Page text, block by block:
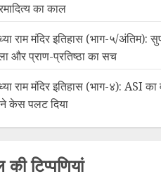
का काल
राम मंदिर इतिहास (भाग-५/अंतिम):
और प्राण-प्रतिष्ठा का सच
राम मंदिर इतिहास (भाग-४): ASI का
केस पलट दिया
की टिप्पणियां